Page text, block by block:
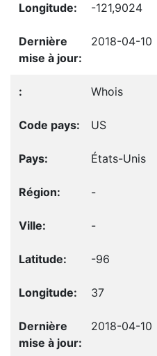
-121,9024
2018-04-10
Whois
US
États-Unis
-
-
-96
37
2018-04-10